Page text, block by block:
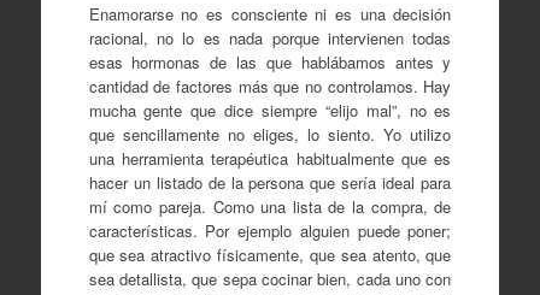
Enamorarse no es consciente ni es una decisión
racional, no lo es nada porque intervienen todas
esas hormonas de las que hablábamos antes y
cantidad de factores más que no controlamos. Hay
mucha gente que dice siempre “elijo mal”, no es
que sencillamente no eliges, lo siento. Yo utilizo
una herramienta terapéutica habitualmente que es
hacer un listado de la persona que sería ideal para
mí como pareja. Como una lista de la compra, de
características. Por ejemplo alguien puede poner;
que sea atractivo físicamente, que sea atento, que
sea detallista, que sepa cocinar bien, cada uno con